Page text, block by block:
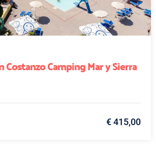
Costanzo Camping Mar y Sierra
€ 415,00